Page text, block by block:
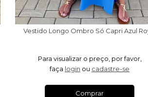
Vestido Longo Ombro Só Capri Azul
Para visualizar o preço, por favor,
faça login ou cadastre-se
Comprar